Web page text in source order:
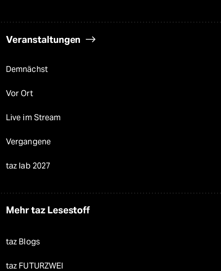
Veranstaltungen
Demnächst
Vor Ort
Live im Stream
Vergangene
taz lab 2027
Mehr taz Lesestoff
taz Blogs
taz FUTURZWEI